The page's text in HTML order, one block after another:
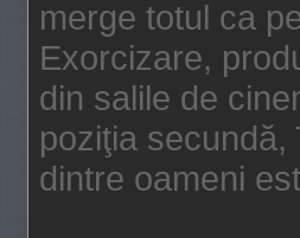
merge totul ca
Exorcizare,
din salile de
poziţia
dintre oameni